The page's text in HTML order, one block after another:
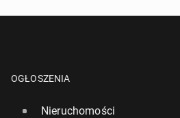
OGŁOSZENIA
Nieruchomości